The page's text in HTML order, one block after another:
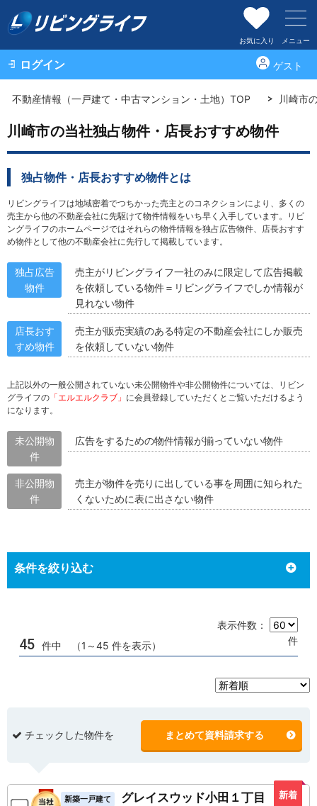
お気に入り メニュー
ログイン ゲスト
不動産情報（一戸建て・中古マンション・土地）TOP 川崎市
川崎市の当社独占物件・店長おすすめ物件
独占物件・店長おすすめ物件とは
リビングライフは地域密着でつちかった売主とのコネクションにより、多くの
売主から他の不動産会社に先駆けて物件情報をいち早く入手しています。リビ
ングライフのホームページではそれらの物件情報を独占広告物件、店長おすす
め物件として他の不動産会社に先行して掲載しています。
独占広告
物件
売主がリビングライフ一社のみに限定して広告掲載
を依頼している物件＝リビングライフでしか情報が
見れない物件
店長おす
すめ物件
売主が販売実績のある特定の不動産会社にしか販売
を依頼していない物件
上記以外の一般公開されていない未公開物件や非公開物件については、リビン
グライフの 「エルエルクラブ」 に会員登録していただくとご覧いただけるよう
になります。
未公開物
件
広告をするための物件情報が揃っていない物件
非公開物
件
売主が物件を売りに出している事を周囲に知られた
くないために表に出さない物件
条件を絞り込む
45 件中 （1～45 件を表示）
表示件数：
件
チェックした物件を まとめて資料請求する
新着
新築一戸建て
グレイスウッド小田１丁目